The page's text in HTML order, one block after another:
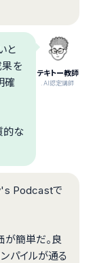
テキトー教師
.AI認定講師
と
果を
確
的な
Podcastで
が簡単だ。良
パイルが通る